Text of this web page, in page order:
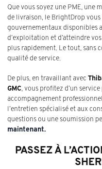
Que vous soyez une PME, une
de livraison, le BrightDrop
gouvernementaux disponibles
d’exploitation et d’atteindre
plus rapidement. Le tout, sans
qualité de service.
De plus, en travaillant avec
GMC, vous profitez d’un
accompagnement
l’entretien spécialisé et aux
questions ou une soumission
maintenant.
PASSEZ À